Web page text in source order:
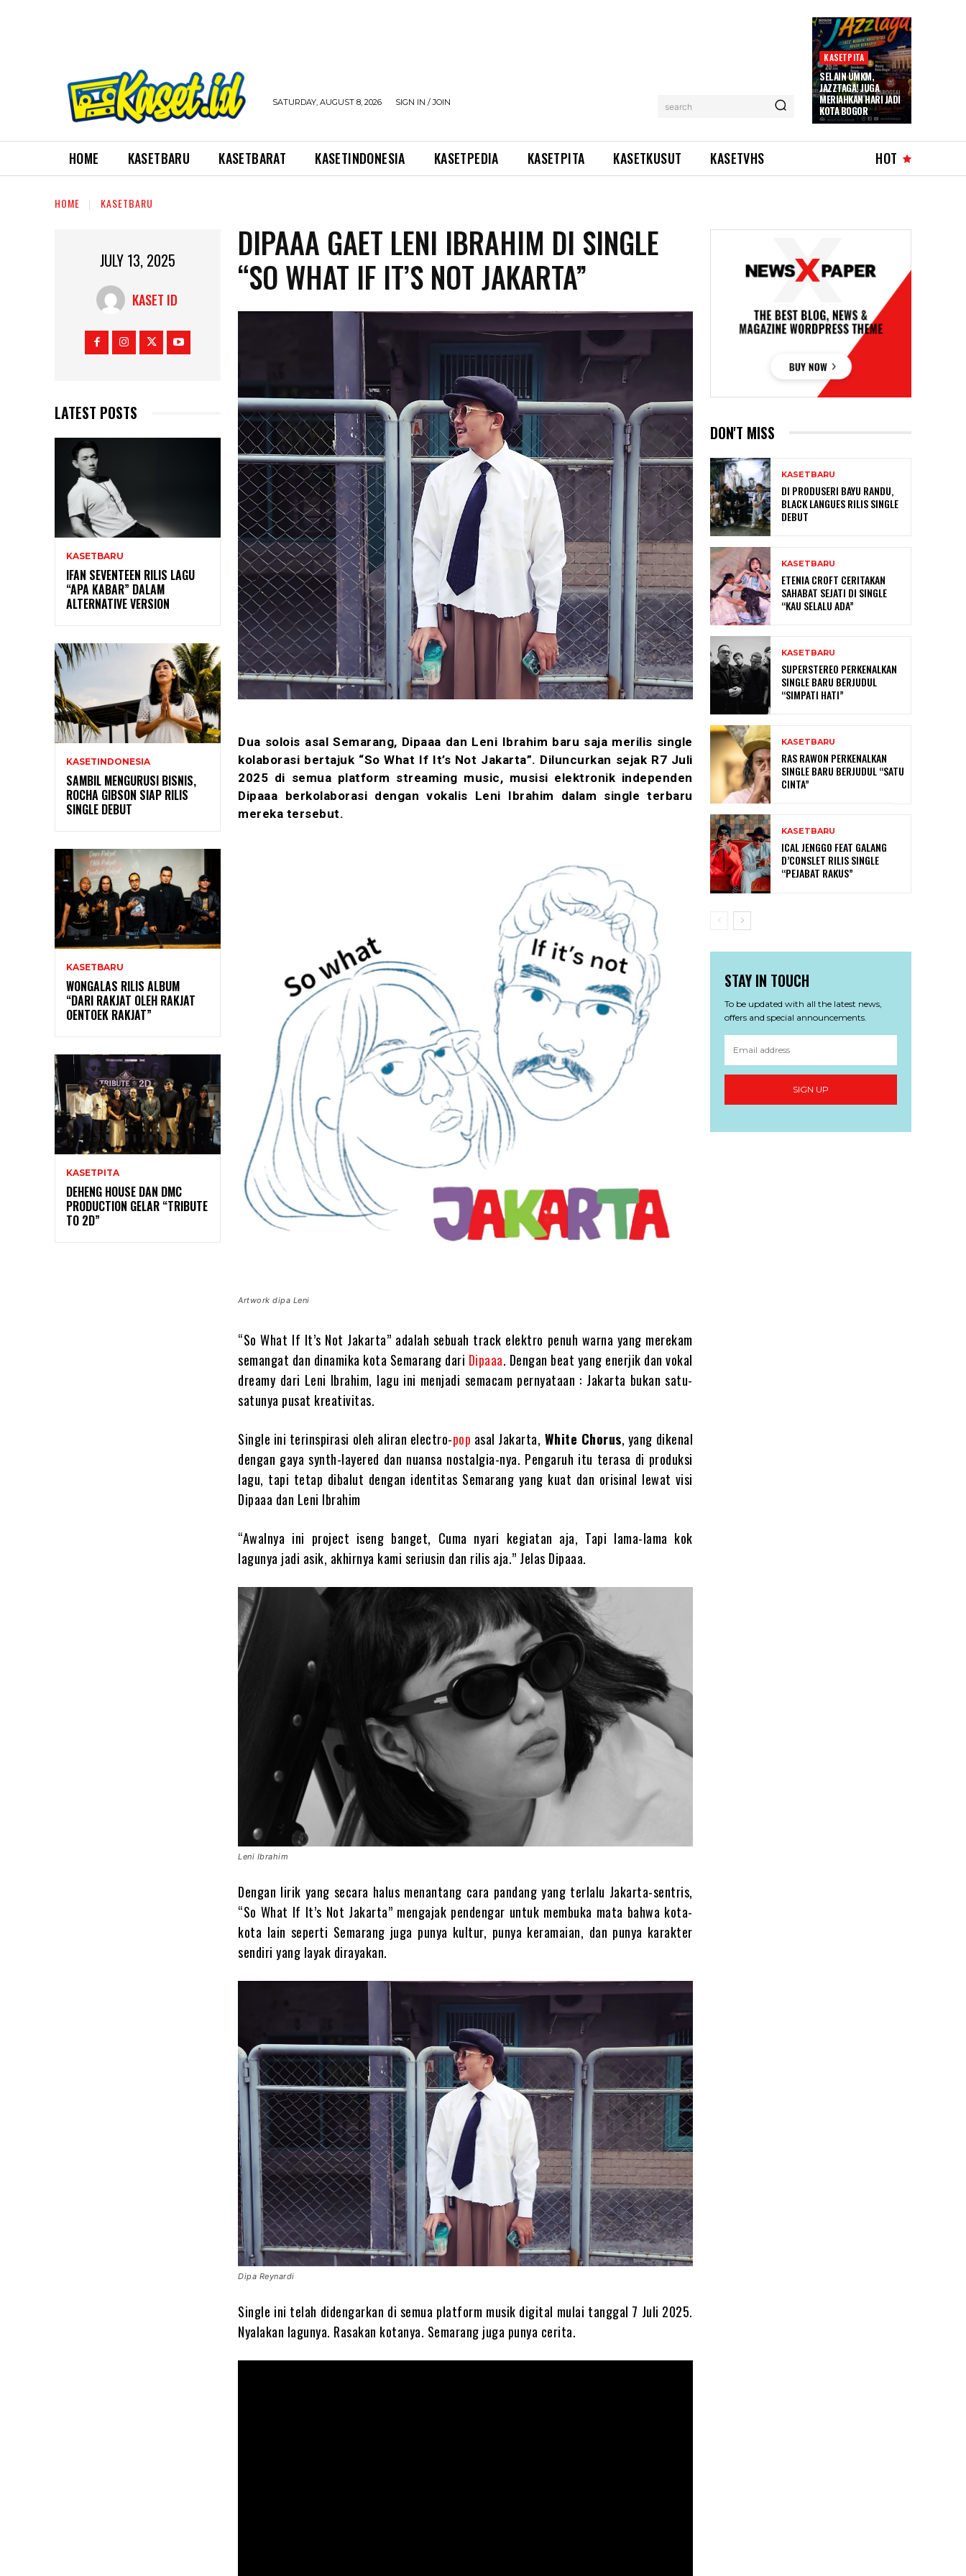
SATURDAY, AUGUST 8, 2026 SIGN IN / JOIN search
KASETPITA
SELAIN UMKM,
JAZZTAGA! JUGA
MERIAHKAN HARI JADI
KOTA BOGOR
HOME KASETBARU KASETBARAT KASETINDONESIA KASETPEDIA KASETPITA KASETKUSUT KASETVHS HOT
HOME KASETBARU
JULY 13, 2025
KASET ID
LATEST POSTS
KASETBARU
IFAN SEVENTEEN RILIS LAGU
“APA KABAR” DALAM
ALTERNATIVE VERSION
KASETINDONESIA
SAMBIL MENGURUSI BISNIS,
ROCHA GIBSON SIAP RILIS
SINGLE DEBUT
KASETBARU
WONGALAS RILIS ALBUM
“DARI RAKJAT OLEH RAKJAT
OENTOEK RAKJAT”
KASETPITA
DEHENG HOUSE DAN DMC
PRODUCTION GELAR “TRIBUTE
TO 2D”
DIPAAA GAET LENI IBRAHIM DI SINGLE
“SO WHAT IF IT’S NOT JAKARTA”
Dua solois asal Semarang, Dipaaa dan Leni Ibrahim baru saja merilis single
kolaborasi bertajuk “So What If It’s Not Jakarta”. Diluncurkan sejak R7 Juli
2025 di semua platform streaming music, musisi elektronik independen
Dipaaa berkolaborasi dengan vokalis Leni Ibrahim dalam single terbaru
mereka tersebut.
Artwork dipa Leni
“So What If It’s Not Jakarta” adalah sebuah track elektro penuh warna yang merekam
semangat dan dinamika kota Semarang dari Dipaaa. Dengan beat yang enerjik dan vokal
dreamy dari Leni Ibrahim, lagu ini menjadi semacam pernyataan : Jakarta bukan satu-
satunya pusat kreativitas.
Single ini terinspirasi oleh aliran electro-pop asal Jakarta, White Chorus, yang dikenal
dengan gaya synth-layered dan nuansa nostalgia-nya. Pengaruh itu terasa di produksi
lagu, tapi tetap dibalut dengan identitas Semarang yang kuat dan orisinal lewat visi
Dipaaa dan Leni Ibrahim
“Awalnya ini project iseng banget, Cuma nyari kegiatan aja, Tapi lama-lama kok
lagunya jadi asik, akhirnya kami seriusin dan rilis aja.” Jelas Dipaaa.
Leni Ibrahim
Dengan lirik yang secara halus menantang cara pandang yang terlalu Jakarta-sentris,
“So What If It’s Not Jakarta” mengajak pendengar untuk membuka mata bahwa kota-
kota lain seperti Semarang juga punya kultur, punya keramaian, dan punya karakter
sendiri yang layak dirayakan.
Dipa Reynardi
Single ini telah didengarkan di semua platform musik digital mulai tanggal 7 Juli 2025.
Nyalakan lagunya. Rasakan kotanya. Semarang juga punya cerita.
DON'T MISS
KASETBARU
DI PRODUSERI BAYU RANDU,
BLACK LANGUES RILIS SINGLE
DEBUT
KASETBARU
ETENIA CROFT CERITAKAN
SAHABAT SEJATI DI SINGLE
“KAU SELALU ADA”
KASETBARU
SUPERSTEREO PERKENALKAN
SINGLE BARU BERJUDUL
“SIMPATI HATI”
KASETBARU
RAS RAWON PERKENALKAN
SINGLE BARU BERJUDUL “SATU
CINTA”
KASETBARU
ICAL JENGGO FEAT GALANG
D’CONSLET RILIS SINGLE
“PEJABAT RAKUS”
STAY IN TOUCH
To be updated with all the latest news,
offers and special announcements.
SIGN UP